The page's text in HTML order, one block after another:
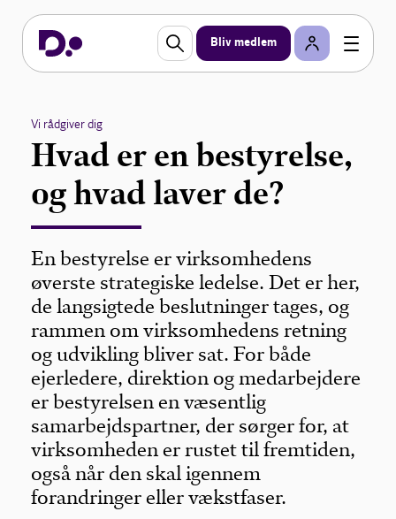
Bliv medlem
Vi rådgiver dig
Hvad er en bestyrelse,
og hvad laver de?
En bestyrelse er virksomhedens
øverste strategiske ledelse. Det er her,
de langsigtede beslutninger tages, og
rammen om virksomhedens retning
og udvikling bliver sat. For både
ejerledere, direktion og medarbejdere
er bestyrelsen en væsentlig
samarbejdspartner, der sørger for, at
virksomheden er rustet til fremtiden,
også når den skal igennem
forandringer eller vækstfaser.